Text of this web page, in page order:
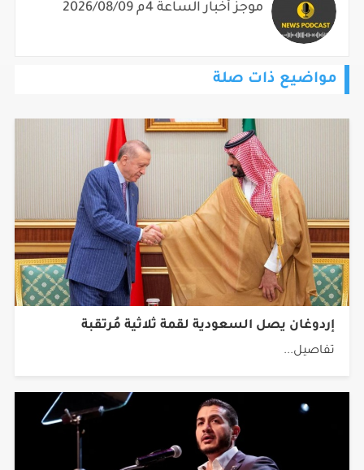
موجز أخبار الساعة 4م 2026/08/09
مواضيع ذات صلة
إردوغان يصل السعودية لقمة ثلاثية مُرتقبة
تفاصيل...